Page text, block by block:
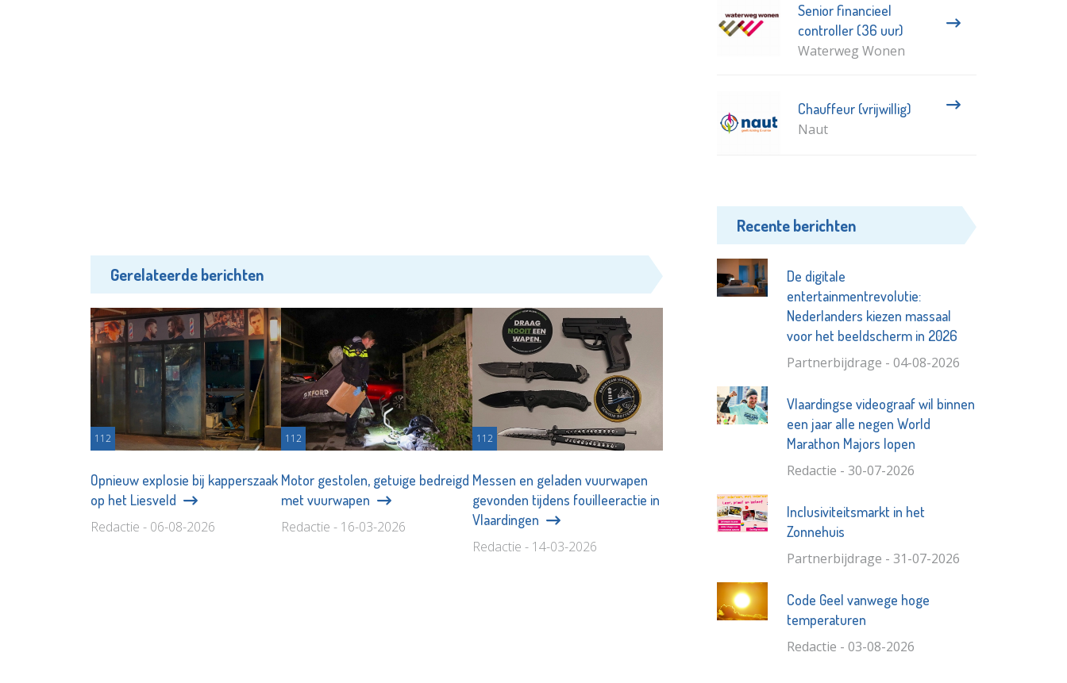
Gerelateerde berichten
112
Opnieuw explosie bij kapperszaak
op het Liesveld
Redactie - 06-08-2026
112
Motor gestolen, getuige bedreigd
met vuurwapen
Redactie - 16-03-2026
112
Messen en geladen vuurwapen
gevonden tijdens fouilleeractie in
Vlaardingen
Redactie - 14-03-2026
Senior financieel
controller (36 uur)
Waterweg Wonen
Chauffeur (vrijwillig)
Naut
Recente berichten
De digitale
entertainmentrevolutie:
Nederlanders kiezen massaal
voor het beeldscherm in 2026
Partnerbijdrage - 04-08-2026
Vlaardingse videograaf wil binnen
een jaar alle negen World
Marathon Majors lopen
Redactie - 30-07-2026
Inclusiviteitsmarkt in het
Zonnehuis
Partnerbijdrage - 31-07-2026
Code Geel vanwege hoge
temperaturen
Redactie - 03-08-2026